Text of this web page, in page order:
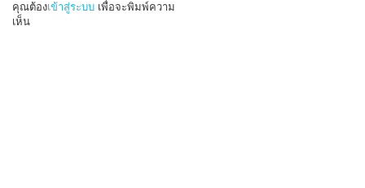
คุณต้องเข้าสู่ระบบ เพื่อจะพิมพ์ความ
เห็น